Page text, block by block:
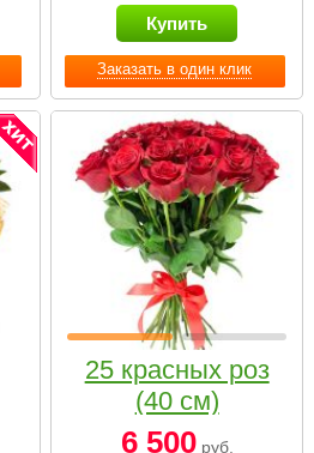
Заказать в один клик
Купить
25 красных роз
(40 см)
6 500руб.